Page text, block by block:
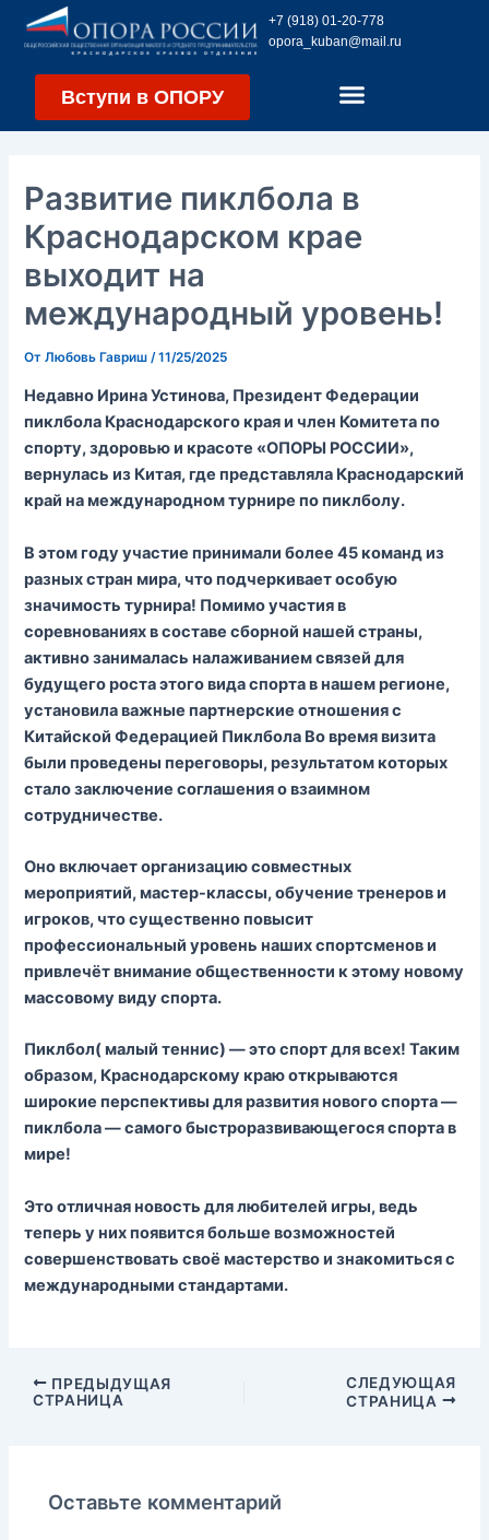
Перейти
+7 (918) 01-20-778
opora_kuban@mail.ru
Вступи в ОПОРУ
Развитие пиклбола в
Краснодарском крае
выходит на
международный уровень!
ОтЛюбовь Гавриш /11/25/2025
Недавно Ирина Устинова, Президент Федерации
пиклбола Краснодарского края и член Комитета по
спорту, здоровью и красоте «ОПОРЫ РОССИИ»,
вернулась из Китая, где представляла Краснодарский
край на международном турнире по пиклболу.
В этом году участие принимали более 45 команд из
разных стран мира, что подчеркивает особую
значимость турнира! Помимо участия в
соревнованиях в составе сборной нашей страны,
активно занималась налаживанием связей для
будущего роста этого вида спорта в нашем регионе,
установила важные партнерские отношения с
Китайской Федерацией Пиклбола Во время визита
были проведены переговоры, результатом которых
стало заключение соглашения о взаимном
сотрудничестве.
Оно включает организацию совместных
мероприятий, мастер-классы, обучение тренеров и
игроков, что существенно повысит
профессиональный уровень наших спортсменов и
привлечёт внимание общественности к этому новому
массовому виду спорта.
Пиклбол( малый теннис) — это спорт для всех! Таким
образом, Краснодарскому краю открываются
широкие перспективы для развития нового спорта —
пиклбола — самого быстроразвивающегося спорта в
мире!
Это отличная новость для любителей игры, ведь
теперь у них появится больше возможностей
совершенствовать своё мастерство и знакомиться с
международными стандартами.
Навигация
по
ПРЕДЫДУЩАЯ
СТРАНИЦА
СЛЕДУЮЩАЯ
СТРАНИЦА
Оставьте комментарий